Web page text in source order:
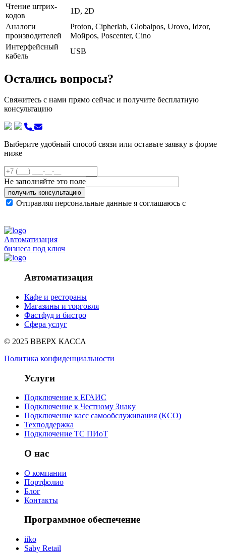
Чтение штрих-
кодов
1D, 2D
Аналоги
производителей
Proton, Cipherlab, Globalpos, Urovo, Idzor,
Мойpos, Poscenter, Cino
Интерфейсный
кабель
USB
Остались вопросы?
Свяжитесь с нами прямо сейчас и получите бесплатную
консультацию
Выберите удобный способ связи или оставьте заявку в форме
ниже
Не заполняйте это поле
получить консультацию
Отправляя персональные данные я соглашаюсь с
Автоматизация
бизнеса под ключ
Автоматизация
Кафе и рестораны
Магазины и торговля
Фастфуд и бистро
Сфера услуг
© 2025 ВВЕРХ КАССА
Политика конфиденциальности
Услуги
Подключение к ЕГАИС
Подключение к Честному Знаку
Подключение касс самообслуживания (КСО)
Техподдержка
Подключение ТС ПИоТ
О нас
О компании
Портфолио
Блог
Контакты
Программное обеспечение
iiko
Saby Retail